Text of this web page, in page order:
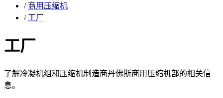
/ 商用压缩机
/ 工厂
工厂
了解冷凝机组和压缩机制造商丹佛斯商用压缩机部的相关信
息。